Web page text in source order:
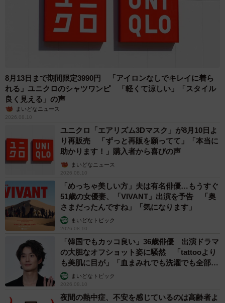
8月13日まで期間限定3990円 「アイロンなしでキレイに着ら
れる」ユニクロのシャツワンピ 「軽くて涼しい」「スタイル
良く見える」の声
まいどなニュース
2026.08.10
ユニクロ「エアリズム3Dマスク」が8月10日よ
り再販売 「ずっと再販を願ってて」「本当に
助かります！」購入者から喜びの声
まいどなニュース
2026.08.10
「めっちゃ美しい方」夫は有名俳優…もうすぐ
51歳の女優妻、「VIVANT」出演を予告 「奥
さまだったんですね」「気になります」
まいどなトピック
2026.08.10
「韓国でもカッコ良い」36歳俳優 出演ドラマ
の大胆なオフショット姿に騒然 「tattooより
も美肌に目が」「血まみれでも洗濯でも全部か
っこいい」
まいどなトピック
2026.08.10
夜間の熱中症、不安を感じているのは高齢者よ